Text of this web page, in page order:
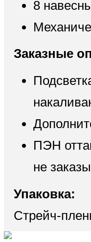
8
Заказные
ПЭН
не
Упаковка:
Стрейч-